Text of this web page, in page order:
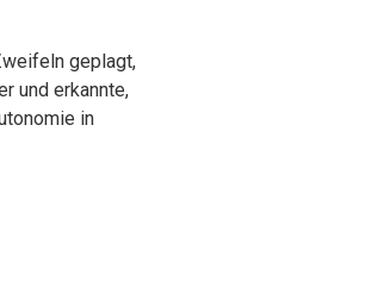
geplagt,
und erkannte,
in